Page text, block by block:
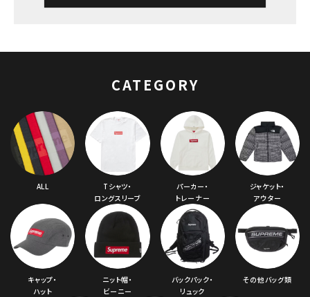
ACCOUNT MENU
Follow us
CATEGORY
ALL
Tシャツ・
ロングスリーブ
パーカー・
トレーナー
ジャケット・
アウター
キャップ・
ハット
ニット帽・
ビーニー
バックパック・
リュック
その他バッグ類